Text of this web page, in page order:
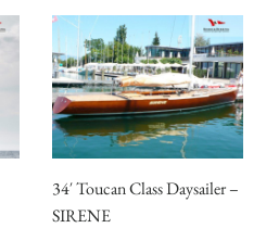
34′ Toucan Class Daysailer –
SIRENE